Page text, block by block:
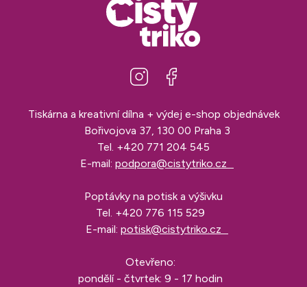
Tiskárna a kreativní dílna + výdej e-shop objednávek
Bořivojova 37, 130 00 Praha 3
Tel. +420 771 204 545
E-mail: podpora@cistytriko.cz
Poptávky na potisk a výšivku
Tel. +420 776 115 529
E-mail: potisk@cistytriko.cz
Otevřeno:
pondělí - čtvrtek: 9 - 17 hodin